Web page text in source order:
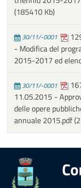
(185410 Kb)
30/11/-0001
- Modifica del
2015-2017 ed
30/11/-0001
11.05.2015 -
delle opere
annuale 2015.pdf